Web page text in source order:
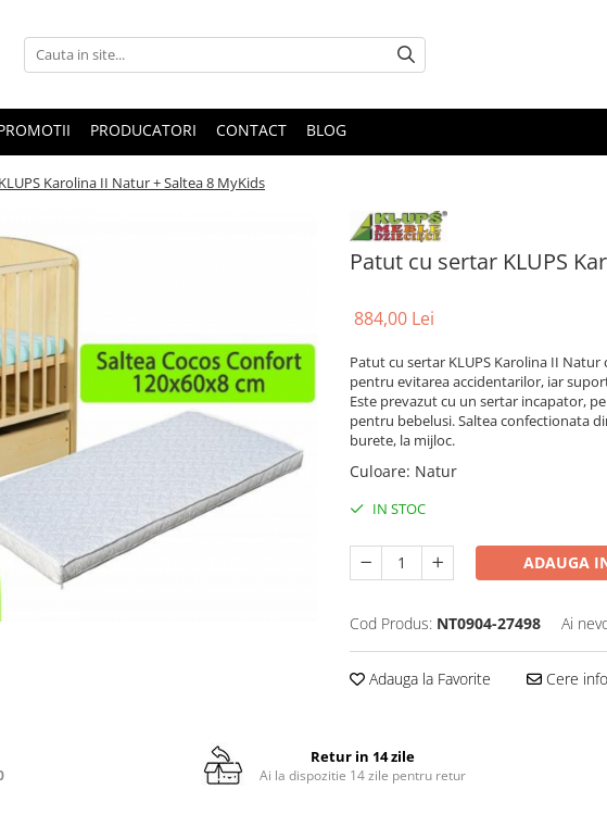
PRODUCATORI CONTACT BLOG
Karolina II Natur + Saltea 8 MyKids
Patut cu sertar KLUPS
884,00 Lei
Patut cu sertar KLUPS Karolina II
pentru evitarea accidentarilor, iar
Este prevazut cu un sertar incapator,
pentru bebelusi. Saltea confectionata
burete, la mijloc.
Culoare: Natur
IN STOC
ADAUGA
Cod Produs: NT0904-27498 Ai
Adauga la Favorite Cere
Retur in 14 zile
Ai la dispozitie 14 zile pentru retur